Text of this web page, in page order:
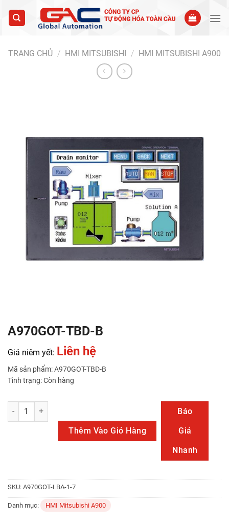
TRANG CHỦ / HMI MITSUBISHI / HMI MITSUBISHI A900
A970GOT-TBD-B
Giá niêm yết: Liên hệ
Mã sản phẩm: A970GOT-TBD-B
Tình trạng: Còn hàng
A970GOT-TBD-B số lượng
Thêm Vào Giỏ Hàng
Báo
Giá
Nhanh
SKU: A970GOT-LBA-1-7
Danh mục: HMI Mitsubishi A900